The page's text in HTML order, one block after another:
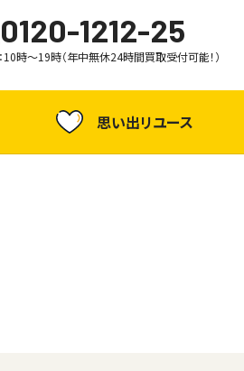
0120-1212-25
10時～19時（年中無休24時間買取受付可能！）
思い出リユース